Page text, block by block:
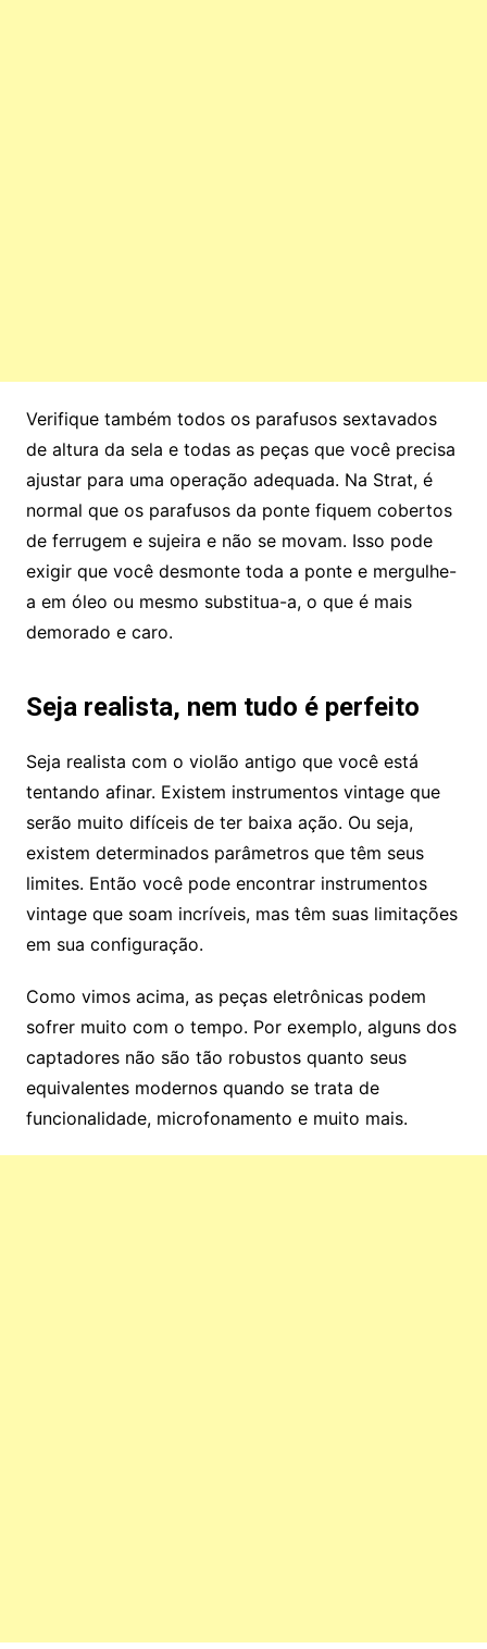
Verifique também todos os parafusos sextavados
de altura da sela e todas as peças que você precisa
ajustar para uma operação adequada. Na Strat, é
normal que os parafusos da ponte fiquem cobertos
de ferrugem e sujeira e não se movam. Isso pode
exigir que você desmonte toda a ponte e mergulhe-
a em óleo ou mesmo substitua-a, o que é mais
demorado e caro.
Seja realista, nem tudo é perfeito
Seja realista com o violão antigo que você está
tentando afinar. Existem instrumentos vintage que
serão muito difíceis de ter baixa ação. Ou seja,
existem determinados parâmetros que têm seus
limites. Então você pode encontrar instrumentos
vintage que soam incríveis, mas têm suas limitações
em sua configuração.
Como vimos acima, as peças eletrônicas podem
sofrer muito com o tempo. Por exemplo, alguns dos
captadores não são tão robustos quanto seus
equivalentes modernos quando se trata de
funcionalidade, microfonamento e muito mais.